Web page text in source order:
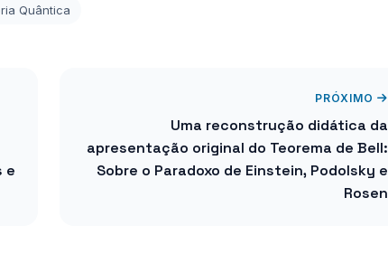
Quântica
e
PRÓXIMO
Uma reconstrução didática da
apresentação original do Teorema de Bell:
Sobre o Paradoxo de Einstein, Podolsky e
Rosen